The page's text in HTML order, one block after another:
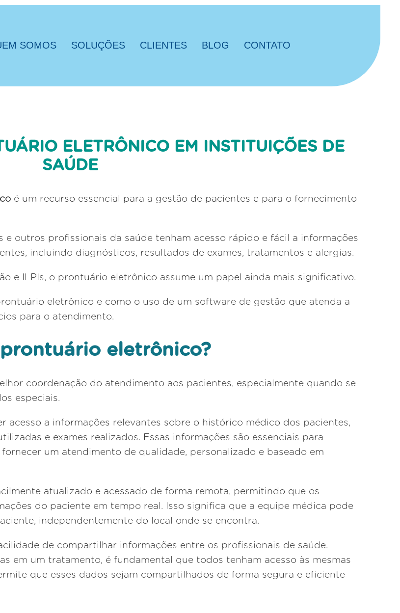
SOMOS SOLUÇÕES CLIENTES BLOG CONTATO
ELETRÔNICO EM INSTITUIÇÕES DE
SAÚDE
é um recurso essencial para a gestão de pacientes e para o fornecimento
e outros profissionais da saúde tenham acesso rápido e fácil a informações
incluindo diagnósticos, resultados de exames, tratamentos e alergias.
e ILPIs, o prontuário eletrônico assume um papel ainda mais significativo.
eletrônico e como o uso de um software de gestão que atenda a
para o atendimento.
eletrônico?
coordenação do atendimento aos pacientes, especialmente quando se
especiais.
acesso a informações relevantes sobre o histórico médico dos pacientes,
e exames realizados. Essas informações são essenciais para
um atendimento de qualidade, personalizado e baseado em
atualizado e acessado de forma remota, permitindo que os
do paciente em tempo real. Isso significa que a equipe médica pode
independentemente do local onde se encontra.
de compartilhar informações entre os profissionais de saúde.
em um tratamento, é fundamental que todos tenham acesso às mesmas
que esses dados sejam compartilhados de forma segura e eficiente